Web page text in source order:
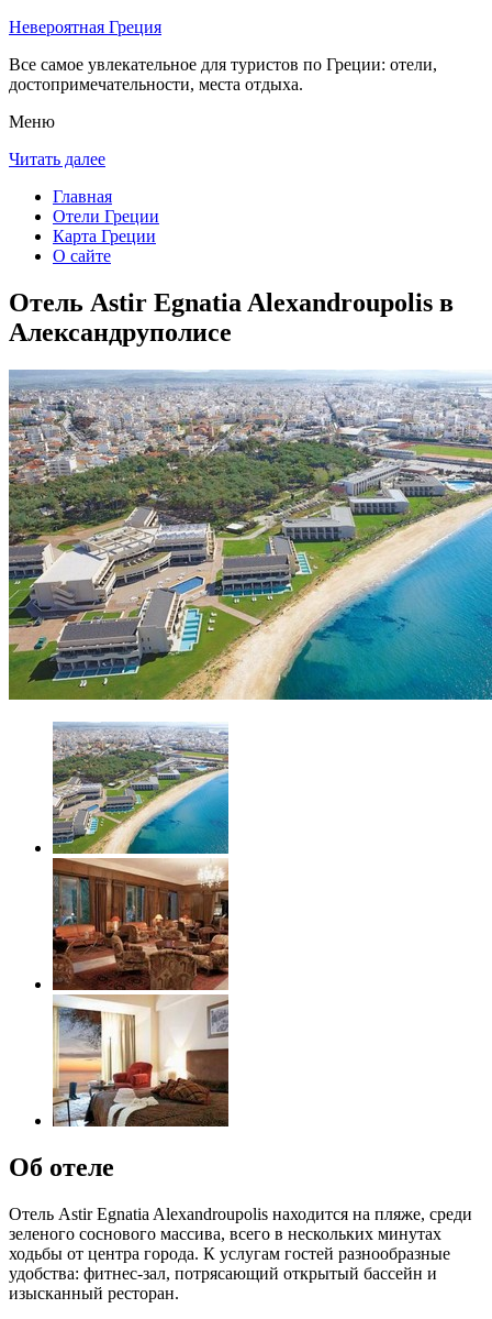
Невероятная Греция
Все самое увлекательное для туристов по Греции: отели,
достопримечательности, места отдыха.
Меню
Читать далее
Главная
Отели Греции
Карта Греции
О сайте
Отель Astir Egnatia Alexandroupolis в
Александруполисе
Об отеле
Отель Astir Egnatia Alexandroupolis находится на пляже, среди
зеленого соснового массива, всего в нескольких минутах
ходьбы от центра города. К услугам гостей разнообразные
удобства: фитнес-зал, потрясающий открытый бассейн и
изысканный ресторан.